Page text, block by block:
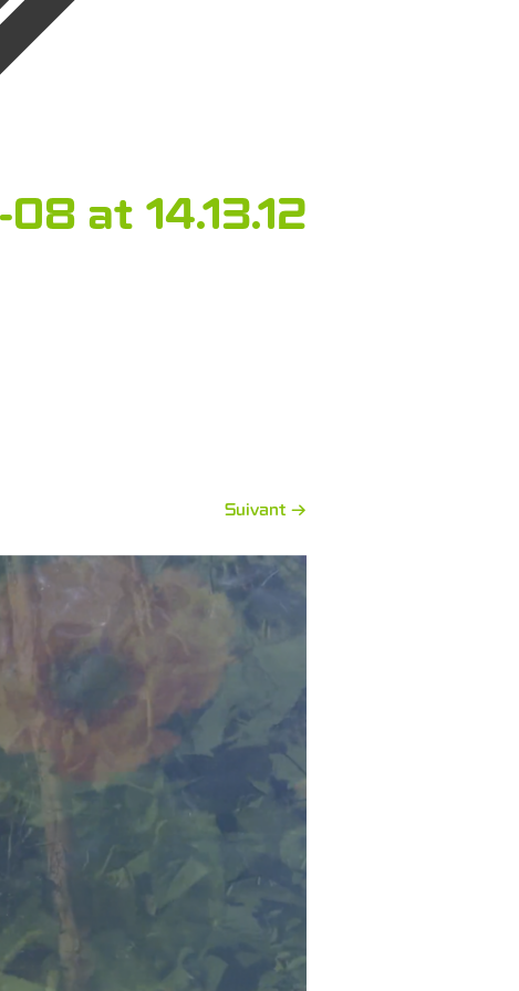
at 14.13.12
Suivant →